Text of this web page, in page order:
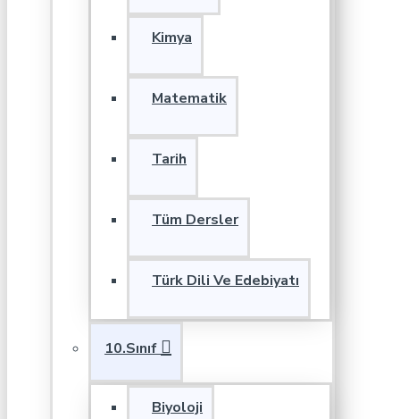
Kimya
Matematik
Tarih
Tüm Dersler
Türk Dili Ve Edebiyatı
10.Sınıf
Biyoloji